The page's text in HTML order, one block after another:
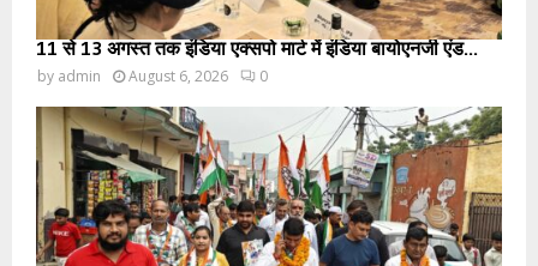
11 से 13 अगस्त तक इंडिया एक्सपो मार्ट में इंडिया बायोएनर्जी एंड...
by admin August 6, 2026 0